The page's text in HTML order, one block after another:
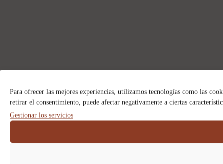
Para ofrecer las mejores experiencias, utilizamos tecnologías como las
retirar el consentimiento, puede afectar negativamente a ciertas
Gestionar los servicios